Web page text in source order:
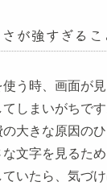
が強すぎるこ
う時、画面が
しまいがちで
大きな原因の
文字を見るため
ていたら、気づ